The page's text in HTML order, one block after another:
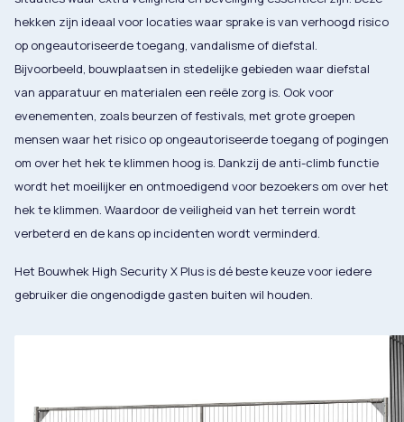
hekken zijn ideaal voor locaties waar sprake is van verhoogd risico
op ongeautoriseerde toegang, vandalisme of diefstal.
Bijvoorbeeld, bouwplaatsen in stedelijke gebieden waar diefstal
van apparatuur en materialen een reële zorg is. Ook voor
evenementen, zoals beurzen of festivals, met grote groepen
mensen waar het risico op ongeautoriseerde toegang of pogingen
om over het hek te klimmen hoog is. Dankzij de anti-climb functie
wordt het moeilijker en ontmoedigend voor bezoekers om over het
hek te klimmen. Waardoor de veiligheid van het terrein wordt
verbeterd en de kans op incidenten wordt verminderd.
Het Bouwhek High Security X Plus is dé beste keuze voor iedere
gebruiker die ongenodigde gasten buiten wil houden.